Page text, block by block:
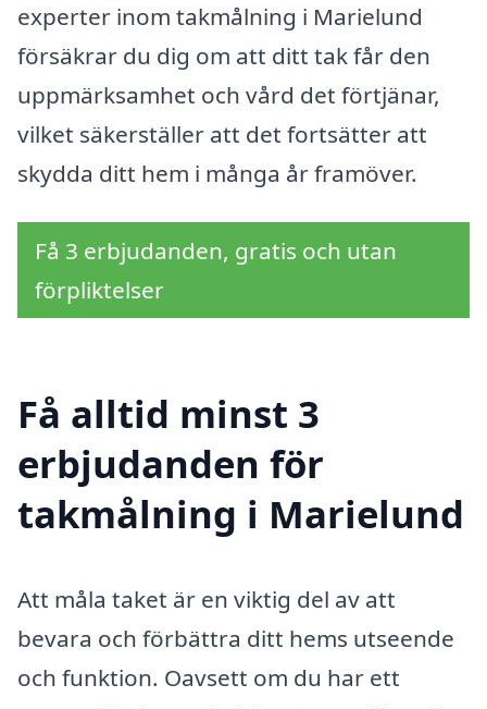
experter inom takmålning i Marielund
försäkrar du dig om att ditt tak får den
uppmärksamhet och vård det förtjänar,
vilket säkerställer att det fortsätter att
skydda ditt hem i många år framöver.
Få 3 erbjudanden, gratis och utan
förpliktelser
Få alltid minst 3
erbjudanden för
takmålning i Marielund
Att måla taket är en viktig del av att
bevara och förbättra ditt hems utseende
och funktion. Oavsett om du har ett